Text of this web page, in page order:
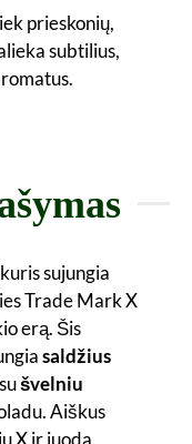
prieskonių,
subtilius,
sujungia
Trade Mark X
erą. Šis
saldžius
sušvelniu
Aiškus
X ir juoda